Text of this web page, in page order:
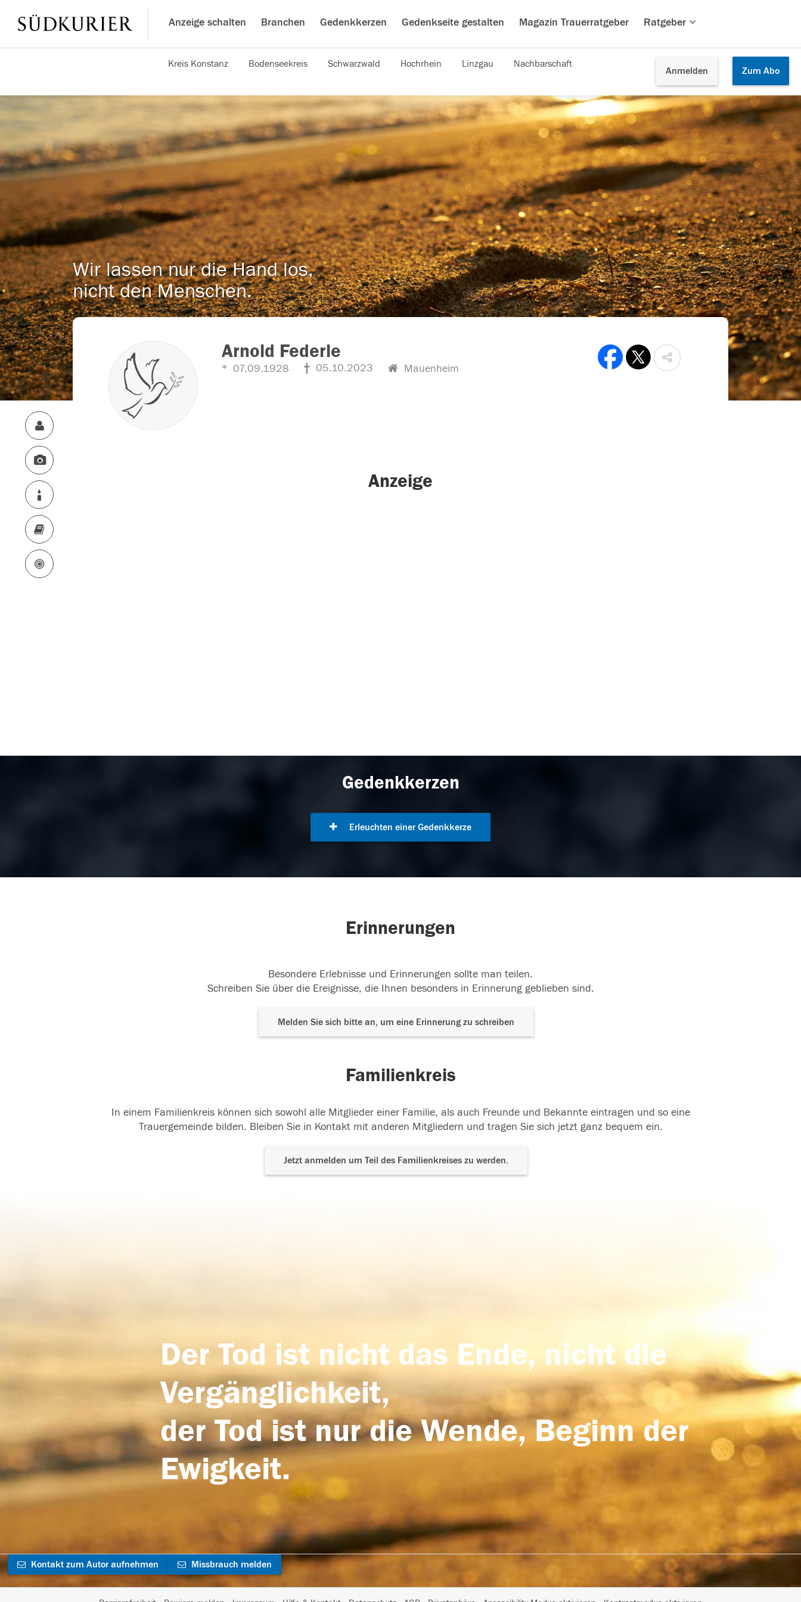
Anzeige schalten Branchen Gedenkkerzen Gedenkseite gestalten Magazin Trauerratgeber Ratgeber
Anmelden Zum Abo
Kreis Konstanz Bodenseekreis Schwarzwald Hochrhein Linzgau Nachbarschaft
Wir lassen nur die Hand los,
nicht den Menschen.
Arnold Federle
07.09.1928 05.10.2023 Mauenheim
Anzeige
Gedenkkerzen
Erleuchten einer Gedenkkerze
Erinnerungen
Besondere Erlebnisse und Erinnerungen sollte man teilen.
Schreiben Sie über die Ereignisse, die Ihnen besonders in Erinnerung geblieben sind.
Melden Sie sich bitte an, um eine Erinnerung zu schreiben
Familienkreis
In einem Familienkreis können sich sowohl alle Mitglieder einer Familie, als auch Freunde und Bekannte eintragen und so eine
Trauergemeinde bilden. Bleiben Sie in Kontakt mit anderen Mitgliedern und tragen Sie sich jetzt ganz bequem ein.
Jetzt anmelden um Teil des Familienkreises zu werden.
Der Tod ist nicht das Ende, nicht die
Vergänglichkeit,
der Tod ist nur die Wende, Beginn der
Ewigkeit.
Kontakt zum Autor aufnehmen Missbrauch melden